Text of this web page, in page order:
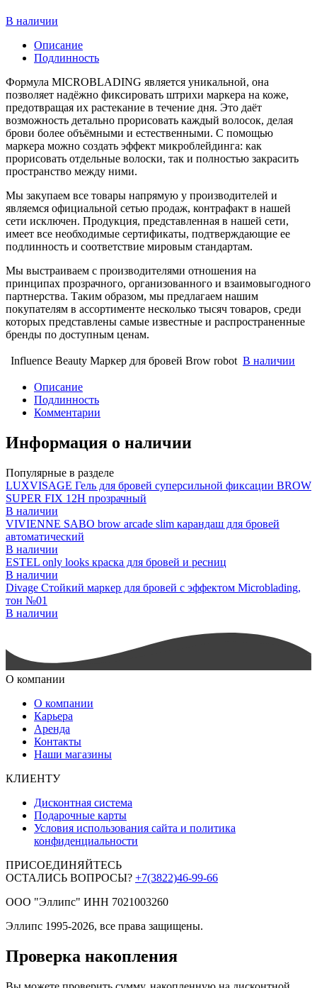
В наличии
Описание
Подлинность
Формула MICROBLADING является уникальной, она
позволяет надёжно фиксировать штрихи маркера на коже,
предотвращая их растекание в течение дня. Это даёт
возможность детально прорисовать каждый волосок, делая
брови более объёмными и естественными. С помощью
маркера можно создать эффект микроблейдинга: как
прорисовать отдельные волоски, так и полностью закрасить
пространство между ними.
Мы закупаем все товары напрямую у производителей и
являемся официальной сетью продаж, контрафакт в нашей
сети исключен. Продукция, представленная в нашей сети,
имеет все необходимые сертификаты, подтверждающие ее
подлинность и соответствие мировым стандартам.
Мы выстраиваем с производителями отношения на
принципах прозрачного, организованного и взаимовыгодного
партнерства. Таким образом, мы предлагаем нашим
покупателям в ассортименте несколько тысяч товаров, среди
которых представлены самые известные и распространенные
бренды по доступным ценам.
Influence Beauty Маркер для бровей Brow robot В наличии
Описание
Подлинность
Комментарии
Информация о наличии
Популярные в разделе
LUXVISAGE Гель для бровей суперсильной фиксации BROW
SUPER FIX 12H прозрачный
В наличии
VIVIENNE SABO brow arcade slim карандаш для бровей
автоматический
В наличии
ESTEL only looks краска для бровей и ресниц
В наличии
Divage Стойкий маркер для бровей с эффектом Microblading,
тон №01
В наличии
О компании
О компании
Карьера
Аренда
Контакты
Наши магазины
КЛИЕНТУ
Дисконтная система
Подарочные карты
Условия использования сайта и политика
конфиденциальности
ПРИСОЕДИНЯЙТЕСЬ
ОСТАЛИСЬ ВОПРОСЫ? +7(3822)46-99-66
ООО "Эллипс" ИНН 7021003260
Эллипс 1995-2026, все права защищены.
Проверка накопления